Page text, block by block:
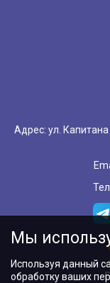
Адрес: ул.
Мы
Используя данный
обработку ваших